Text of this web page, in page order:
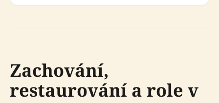
Zachování,
restaurování a role v